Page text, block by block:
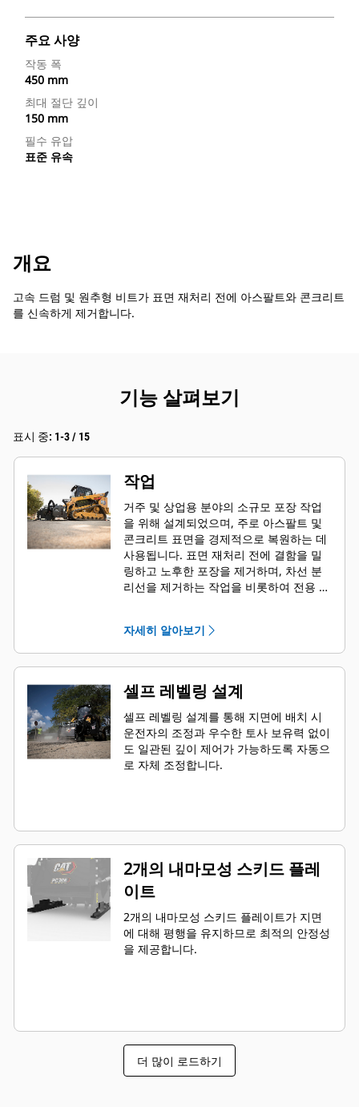
주요 사양
작동 폭
450 mm
최대 절단 깊이
150 mm
필수 유압
표준 유속
개요
고속 드럼 및 원추형 비트가 표면 재처리 전에 아스팔트와 콘크리트
를 신속하게 제거합니다.
기능 살펴보기
표시 중: 1-3 / 15
작업
거주 및 상업용 분야의 소규모 포장 작업
을 위해 설계되었으며, 주로 아스팔트 및
콘크리트 표면을 경제적으로 복원하는 데
사용됩니다. 표면 재처리 전에 결함을 밀
링하고 노후한 포장을 제거하며, 차선 분
리선을 제거하는 작업을 비롯하여 전용 플
자세히 알아보기
셀프 레벨링 설계
셀프 레벨링 설계를 통해 지면에 배치 시
운전자의 조정과 우수한 토사 보유력 없이
도 일관된 깊이 제어가 가능하도록 자동으
로 자체 조정합니다.
2개의 내마모성 스키드 플레
이트
2개의 내마모성 스키드 플레이트가 지면
에 대해 평행을 유지하므로 최적의 안정성
을 제공합니다.
더 많이 로드하기